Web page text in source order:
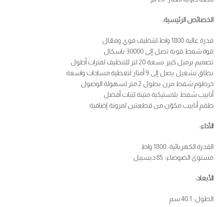
الخصائص الرئيسية:
قدرة عالية 1800 واط لتنظيف قوي وفعّال
قوة شفط قوية تصل إلى 30000 باسكال
تصميم برميل كبير بسعة 20 لتر للتنظيف لفترات أطول
نطاق تشغيل يصل إلى 9 أمتار لتغطية مساحات واسعة
خرطوم شفط مرن بطول 2 متر لسهولة الوصول
أنابيب شفط بلاستيكية متينة لثبات أفضل
طقم أنابيب مكوّن من قطعتين لمرونة إضافية
الأداء:
القدرة الكهربائية: 1800 واط
مستوى الضوضاء: 85 ديسيبل
الأبعاد:
الطول: 40.1 سم